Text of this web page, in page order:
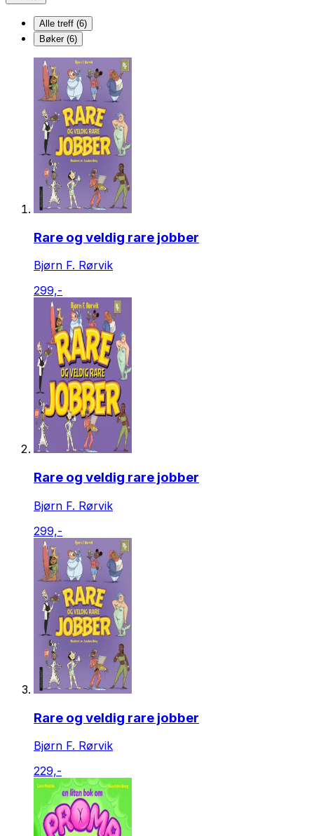
Alle treff (6)
Bøker (6)
Rare og veldig rare jobber
Bjørn F. Rørvik
299,-
Rare og veldig rare jobber
Bjørn F. Rørvik
299,-
Rare og veldig rare jobber
Bjørn F. Rørvik
229,-